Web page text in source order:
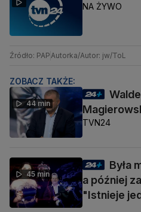
NA ŻYWO
Źródło: PAPAutorka/Autor: jw/ToL
ZOBACZ TAKŻE:
44 min
TVN24
45 min
Była
a później
"Istnieje